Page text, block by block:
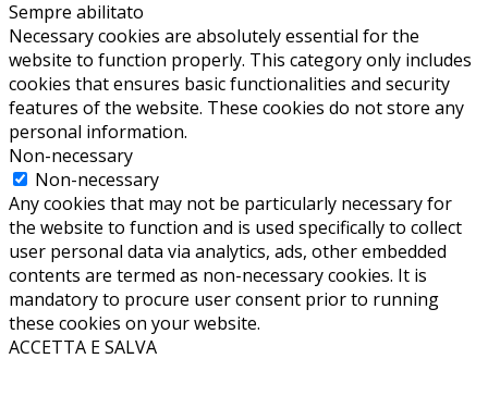
Sempre abilitato
Necessary cookies are absolutely essential for the
website to function properly. This category only includes
cookies that ensures basic functionalities and security
features of the website. These cookies do not store any
personal information.
Non-necessary
Non-necessary
Any cookies that may not be particularly necessary for
the website to function and is used specifically to collect
user personal data via analytics, ads, other embedded
contents are termed as non-necessary cookies. It is
mandatory to procure user consent prior to running
these cookies on your website.
ACCETTA E SALVA